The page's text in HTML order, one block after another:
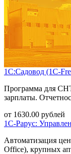
1С:Садовод (1С-
Программа для
зарплаты.
от 1630.00 рублей
1С-Рарус:
Автоматизация
Office), крупных